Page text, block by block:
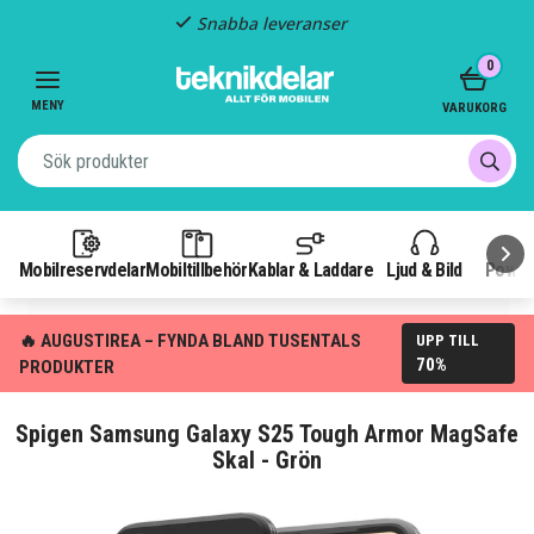
Snabba leveranser
MENY
MobilreservdelarMobiltillbehör Kablar & Laddare Ljud & Bild
0
VARUKORG
🔥 AUGUSTIREA – FYNDA BLAND TUSENTALS
PRODUKTER
UPP TILL
70%
Spigen Samsung Galaxy S25 Tough Armor MagSafe
Skal - Grön